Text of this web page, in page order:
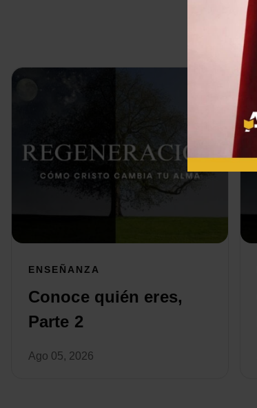
ENSEÑANZA
Conoce quién eres,
Parte 2
Ago 05, 2026